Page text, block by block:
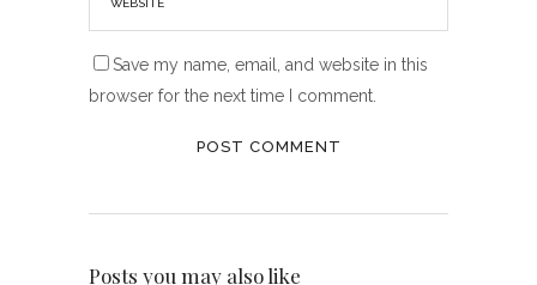
Save my name, email, and website in this
browser for the next time I comment.
Posts you may also like